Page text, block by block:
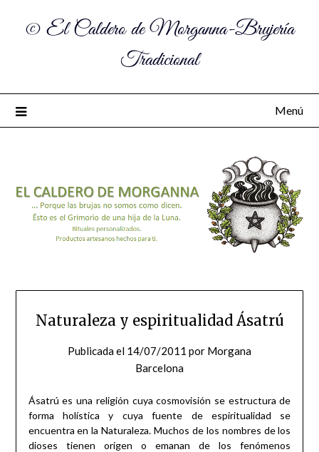
© El Caldero de Morganna-Brujería
Tradicional
Menú
Naturaleza y espiritualidad Ásatrú
Publicada el 14/07/2011 por Morgana
Barcelona
Ásatrú es una religión cuya cosmovisión se estructura de
forma holística y cuya fuente de espiritualidad se
encuentra en la Naturaleza. Muchos de los nombres de los
dioses tienen origen o emanan de los fenómenos